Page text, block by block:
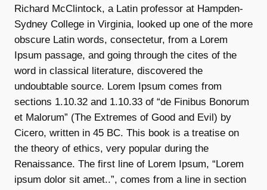
Richard McClintock, a Latin professor at Hampden-
Sydney College in Virginia, looked up one of the more
obscure Latin words, consectetur, from a Lorem
Ipsum passage, and going through the cites of the
word in classical literature, discovered the
undoubtable source. Lorem Ipsum comes from
sections 1.10.32 and 1.10.33 of “de Finibus Bonorum
et Malorum” (The Extremes of Good and Evil) by
Cicero, written in 45 BC. This book is a treatise on
the theory of ethics, very popular during the
Renaissance. The first line of Lorem Ipsum, “Lorem
ipsum dolor sit amet..”, comes from a line in section